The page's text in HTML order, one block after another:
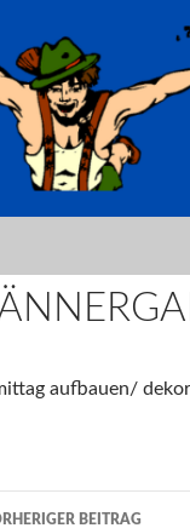
aufbauen/
BEITRAG